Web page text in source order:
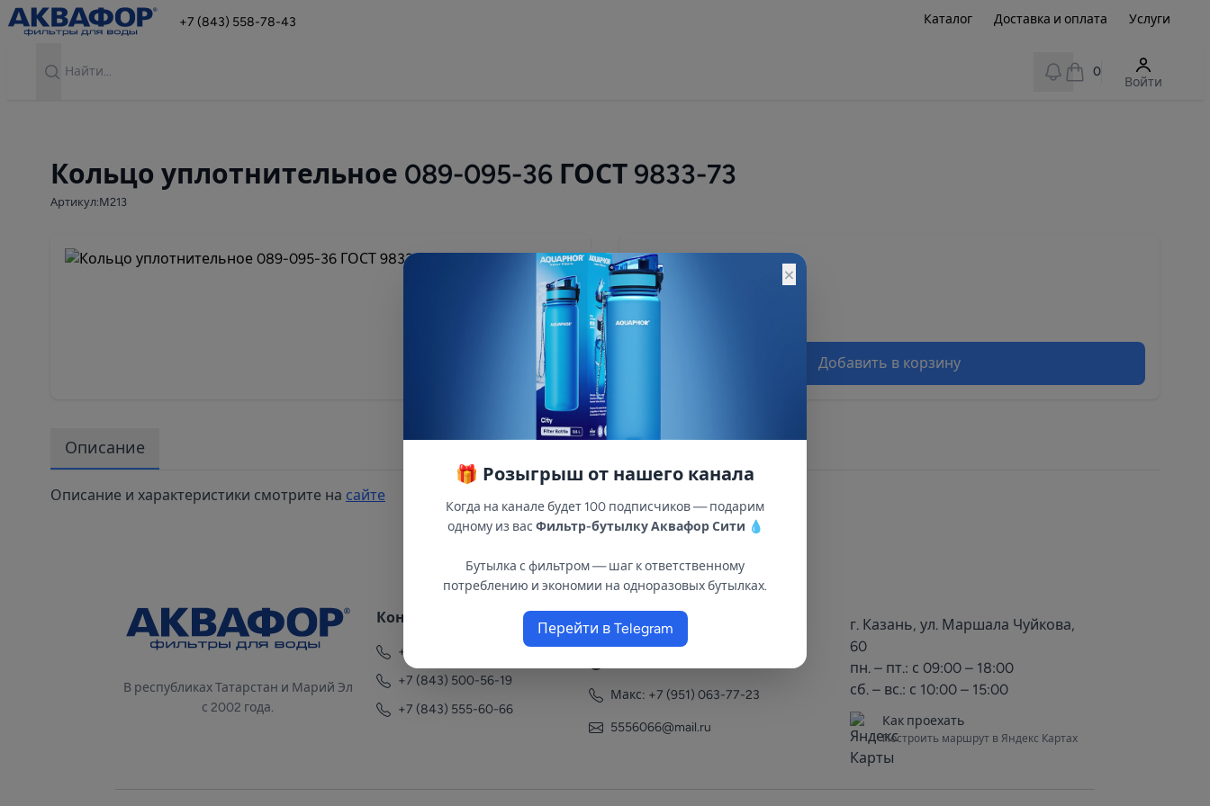
+7 (843) 558-78-43 Каталог Доставка и оплата Услуги
View notifications
0
Войти
Кольцо уплотнительное 089-095-36 ГОСТ 9833-73
Артикул:М213
115 ₽
Остатки:
Добавить в корзину
Описание
Описание и характеристики смотрите на сайте
В республиках Татарстан и Марий Эл
с 2002 года.
Контакты
+7 (843) 558-78-43
+7 (843) 500-56-19
+7 (843) 555-60-66
+7 (951) 063-77-23
Макс: +7 (951) 063-77-23
5556066@mail.ru
г. Казань, ул. Маршала Чуйкова,
60
пн. – пт.: с 09:00 – 18:00
сб. – вс.: с 10:00 – 15:00
Как проехать
Построить маршрут в Яндекс Картах
×
🎁 Розыгрыш от нашего канала
Когда на канале будет 100 подписчиков — подарим
одному из вас Фильтр-бутылку Аквафор Сити 💧
Бутылка с фильтром — шаг к ответственному
потреблению и экономии на одноразовых бутылках.
Перейти в Telegram